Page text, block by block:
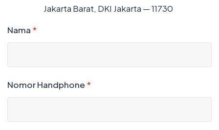
Jakarta Barat, DKI Jakarta — 11730
Nama *
Nomor Handphone *